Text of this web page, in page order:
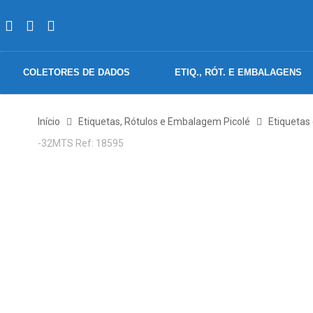
COLETORES DE DADOS ETIQ., RÓT. E EMBALAGENS
Início Etiquetas, Rótulos e Embalagem Picolé
Etiquetas
-32MTS Ref: 18595